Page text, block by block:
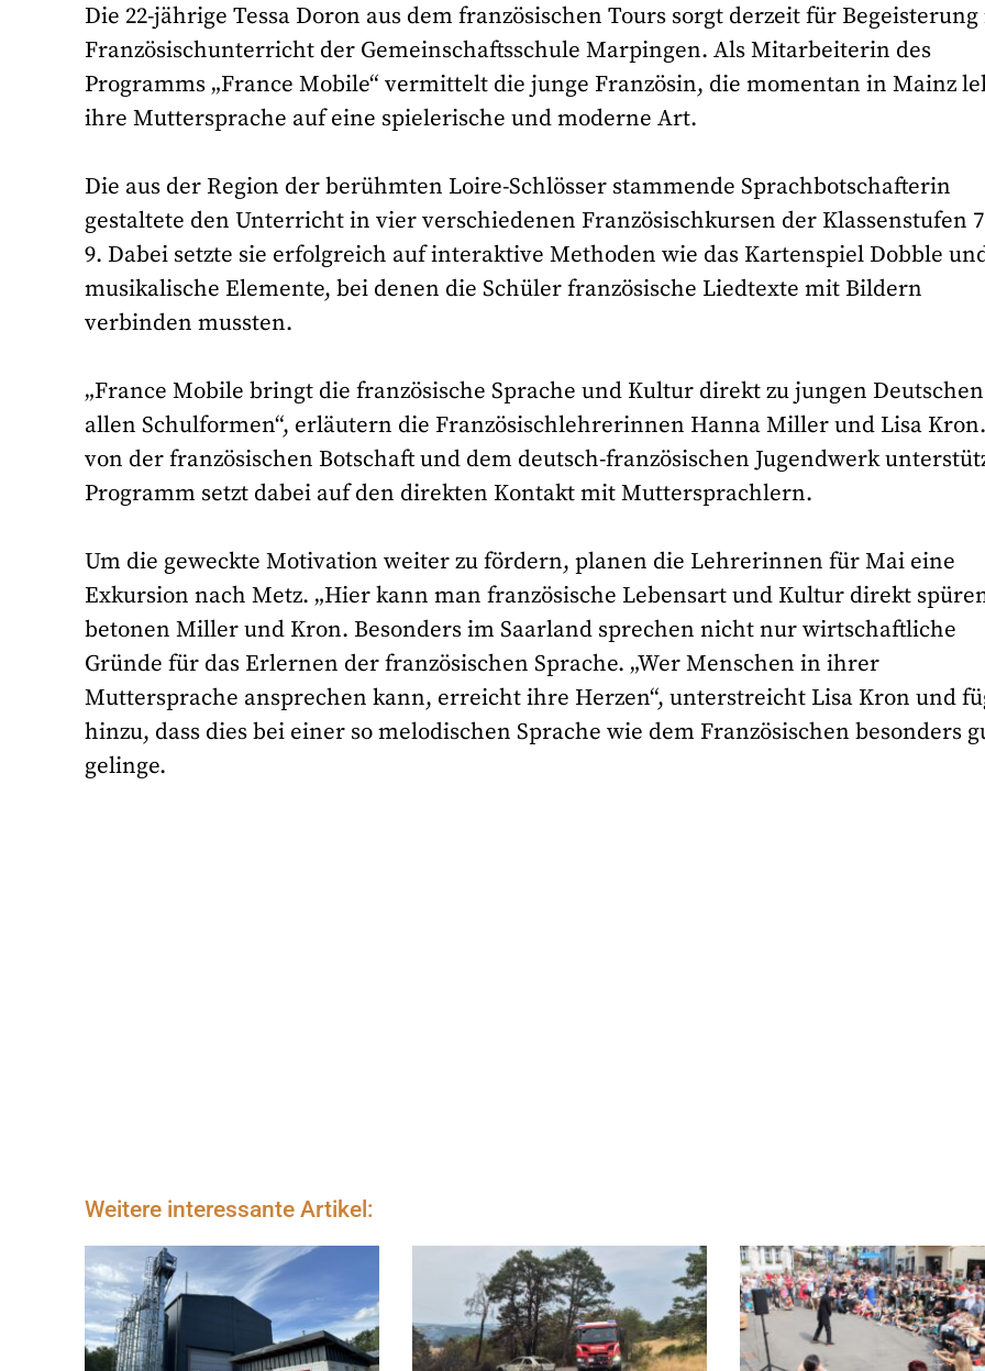
Die 22-jährige Tessa Doron aus dem französischen Tours sorgt derzeit für
Französischunterricht der Gemeinschaftsschule Marpingen. Als Mitarbeiterin des
Programms „France Mobile“ vermittelt die junge Französin, die momentan in Mainz
ihre Muttersprache auf eine spielerische und moderne Art.
Die aus der Region der berühmten Loire-Schlösser stammende Sprachbotschafterin
gestaltete den Unterricht in vier verschiedenen Französischkursen der Klassenstufen
9. Dabei setzte sie erfolgreich auf interaktive Methoden wie das Kartenspiel Dobble
musikalische Elemente, bei denen die Schüler französische Liedtexte mit Bildern
verbinden mussten.
„France Mobile bringt die französische Sprache und Kultur direkt zu jungen
allen Schulformen“, erläutern die Französischlehrerinnen Hanna Miller und Lisa
von der französischen Botschaft und dem deutsch-französischen Jugendwerk
Programm setzt dabei auf den direkten Kontakt mit Muttersprachlern.
Um die geweckte Motivation weiter zu fördern, planen die Lehrerinnen für Mai eine
Exkursion nach Metz. „Hier kann man französische Lebensart und Kultur direkt
betonen Miller und Kron. Besonders im Saarland sprechen nicht nur wirtschaftliche
Gründe für das Erlernen der französischen Sprache. „Wer Menschen in ihrer
Muttersprache ansprechen kann, erreicht ihre Herzen“, unterstreicht Lisa Kron und
hinzu, dass dies bei einer so melodischen Sprache wie dem Französischen besonders
gelinge.
Weitere interessante Artikel: